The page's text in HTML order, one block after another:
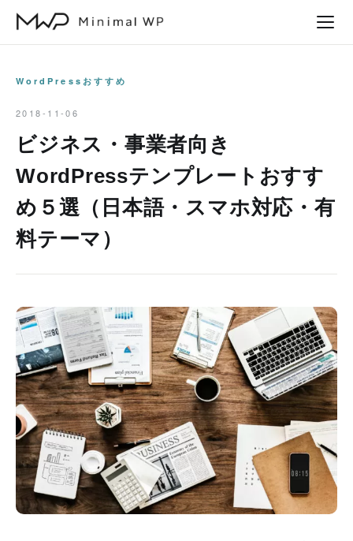
WordPressおすすめ
2018-11-06
ビジネス・事業者向き
WordPressテンプレートおすす
め５選（日本語・スマホ対応・有
料テーマ）